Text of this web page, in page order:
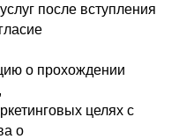
после вступления
о прохождении
целях с
о